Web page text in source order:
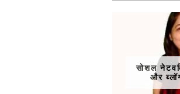
सोशल
और